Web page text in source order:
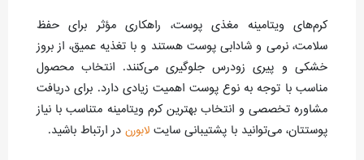
کرم‌های ویتامینه مغذی پوست، راهکاری مؤثر برای حفظ
سلامت، نرمی و شادابی پوست هستند و با تغذیه عمیق، از بروز
خشکی و پیری زودرس جلوگیری می‌کنند. انتخاب محصول
مناسب با توجه به نوع پوست اهمیت زیادی دارد. برای دریافت
مشاوره تخصصی و انتخاب بهترین کرم ویتامینه متناسب با نیاز
پوستتان، می‌توانید با پشتیبانی سایت لابورن در ارتباط باشید.